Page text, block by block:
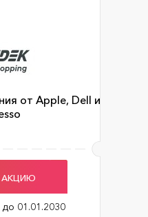
от Apple, Dell и
АКЦИЮ
до 01.01.2030